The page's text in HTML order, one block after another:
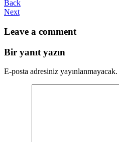
Back
Next
Leave a comment
Bir yanıt yazın
E-posta adresiniz yayınlanmayacak.